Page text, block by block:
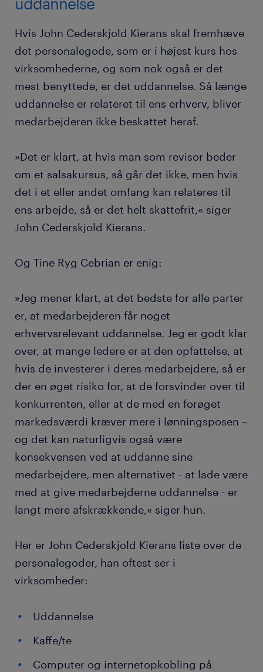
Hvis John Cederskjold Kierans skal fremhæve
det personalegode, som er i højest kurs hos
virksomhederne, og som nok også er det
mest benyttede, er det uddannelse. Så længe
uddannelse er relateret til ens erhverv, bliver
medarbejderen ikke beskattet heraf.
»Det er klart, at hvis man som revisor beder
om et salsakursus, så går det ikke, men hvis
det i et eller andet omfang kan relateres til
ens arbejde, så er det helt skattefrit,« siger
John Cederskjold Kierans.
Og Tine Ryg Cebrian er enig:
»Jeg mener klart, at det bedste for alle parter
er, at medarbejderen får noget
erhvervsrelevant uddannelse. Jeg er godt klar
over, at mange ledere er at den opfattelse, at
hvis de investerer i deres medarbejdere, så er
der en øget risiko for, at de forsvinder over til
konkurrenten, eller at de med en forøget
markedsværdi kræver mere i lønningsposen –
og det kan naturligvis også være
konsekvensen ved at uddanne sine
medarbejdere, men alternativet - at lade være
med at give medarbejderne uddannelse - er
langt mere afskrækkende,« siger hun.
Her er John Cederskjold Kierans liste over de
personalegoder, han oftest ser i
virksomheder:
Uddannelse
Kaffe/te
Computer og internetopkobling på